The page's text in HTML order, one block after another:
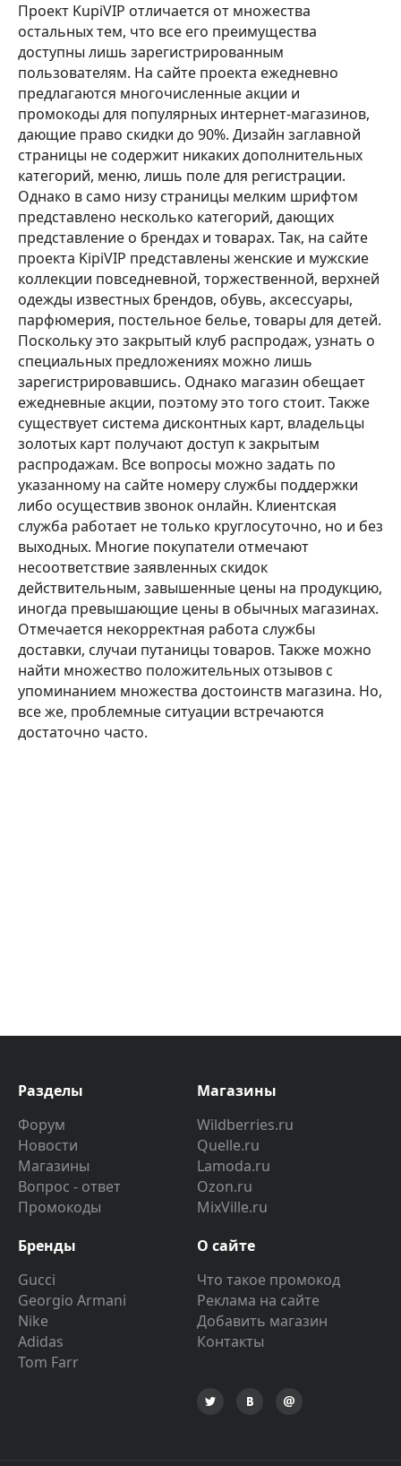
Проект KupiVIP отличается от множества
остальных тем, что все его преимущества
доступны лишь зарегистрированным
пользователям. На сайте проекта ежедневно
предлагаются многочисленные акции и
промокоды для популярных интернет-магазинов,
дающие право скидки до 90%. Дизайн заглавной
страницы не содержит никаких дополнительных
категорий, меню, лишь поле для регистрации.
Однако в само низу страницы мелким шрифтом
представлено несколько категорий, дающих
представление о брендах и товарах. Так, на сайте
проекта KipiVIP представлены женские и мужские
коллекции повседневной, торжественной, верхней
одежды известных брендов, обувь, аксессуары,
парфюмерия, постельное белье, товары для детей.
Поскольку это закрытый клуб распродаж, узнать о
специальных предложениях можно лишь
зарегистрировавшись. Однако магазин обещает
ежедневные акции, поэтому это того стоит. Также
существует система дисконтных карт, владельцы
золотых карт получают доступ к закрытым
распродажам. Все вопросы можно задать по
указанному на сайте номеру службы поддержки
либо осуществив звонок онлайн. Клиентская
служба работает не только круглосуточно, но и без
выходных. Многие покупатели отмечают
несоответствие заявленных скидок
действительным, завышенные цены на продукцию,
иногда превышающие цены в обычных магазинах.
Отмечается некорректная работа службы
доставки, случаи путаницы товаров. Также можно
найти множество положительных отзывов с
упоминанием множества достоинств магазина. Но,
все же, проблемные ситуации встречаются
достаточно часто.
Разделы
Форум
Новости
Магазины
Вопрос - ответ
Промокоды
Магазины
Wildberries.ru
Quelle.ru
Lamoda.ru
Ozon.ru
MixVille.ru
Бренды
Gucci
Georgio Armani
Nike
Adidas
Tom Farr
О сайте
Что такое промокод
Реклама на сайте
Добавить магазин
Контакты